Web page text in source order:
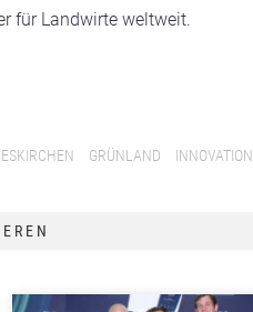
für Landwirte weltweit.
GRÜNLAND INNOVATION